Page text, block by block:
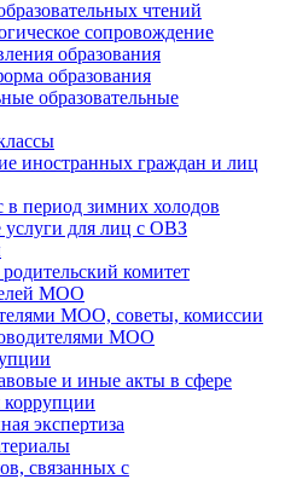
чтений
сопровождение
образования
образования
образовательные
иностранных граждан и лиц
период зимних холодов
услуги для лиц с ОВЗ
комитет
МОО
МОО, советы, комиссии
МОО
и иные акты в сфере
коррупции
экспертиза
связанных с